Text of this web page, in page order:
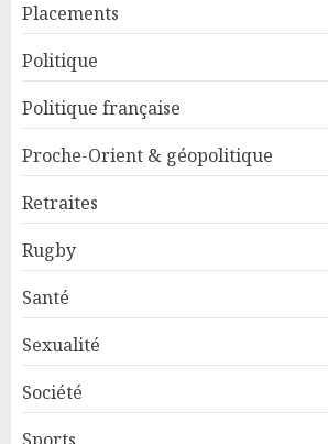
Placements
Politique
Politique française
Proche-Orient & géopolitique
Retraites
Rugby
Santé
Sexualité
Société